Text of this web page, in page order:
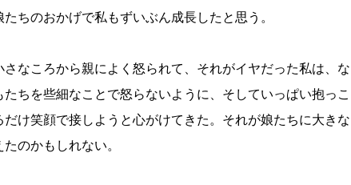
たちのおかげで私もずいぶん成長したと思う。
さなころから親によく怒られて、それがイヤだった私は、な
たちを些細なことで怒らないように、そしていっぱい抱っこ
だけ笑顔で接しようと心がけてきた。それが娘たちに大きな
のかもしれない。